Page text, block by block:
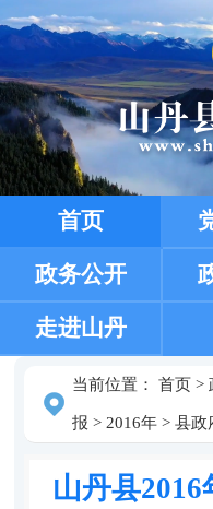
首页
政务公开
走进山丹
当前位置： 首页>
报 > 2016年> 县政
山丹县